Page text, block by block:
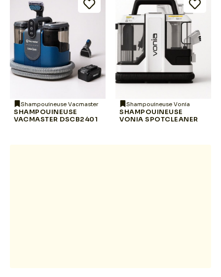
Shampouineuse Vacmaster
SHAMPOUINEUSE
VACMASTER DSCB2401
Shampouineuse Vonia
SHAMPOUINEUSE
VONIA SPOTCLEANER